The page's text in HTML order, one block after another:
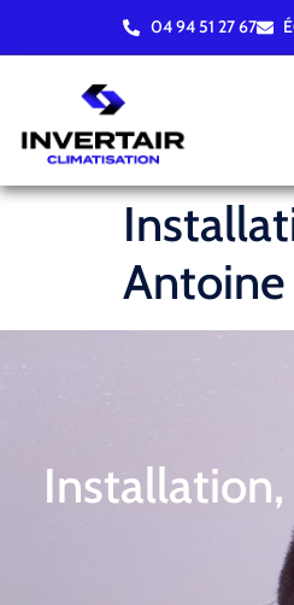
04 94 51 27 67
Antoine